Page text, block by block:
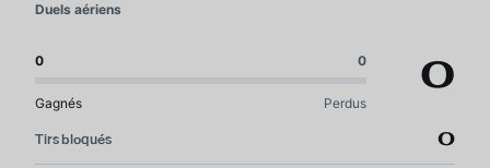
Duels aériens
0 0
Gagnés Perdus
0
Tirs bloqués 0